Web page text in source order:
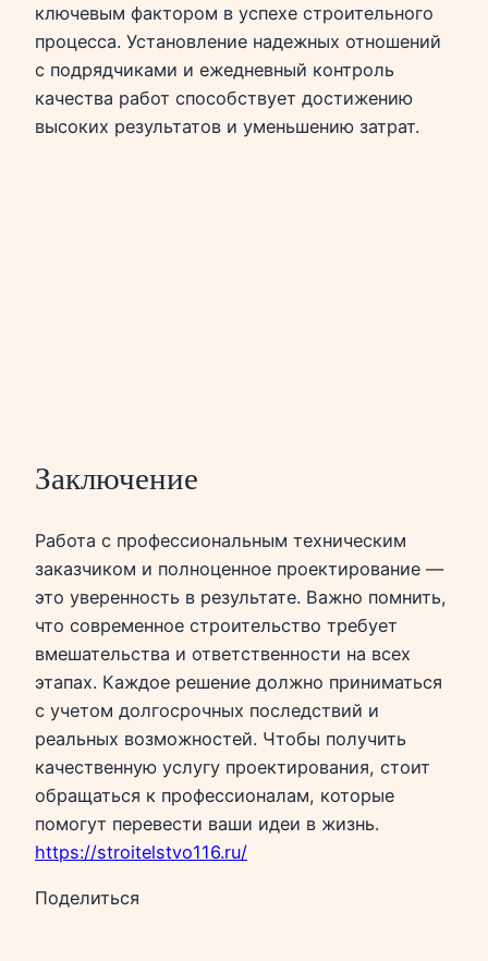
ключевым фактором в успехе строительного
процесса. Установление надежных отношений
с подрядчиками и ежедневный контроль
качества работ способствует достижению
высоких результатов и уменьшению затрат.
Заключение
Работа с профессиональным техническим
заказчиком и полноценное проектирование —
это уверенность в результате. Важно помнить,
что современное строительство требует
вмешательства и ответственности на всех
этапах. Каждое решение должно приниматься
с учетом долгосрочных последствий и
реальных возможностей. Чтобы получить
качественную услугу проектирования, стоит
обращаться к профессионалам, которые
помогут перевести ваши идеи в жизнь.
https://stroitelstvo116.ru/
Поделиться